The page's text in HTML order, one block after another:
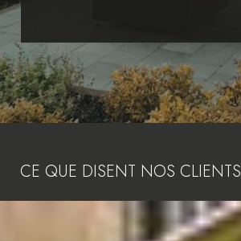
CE QUE DISENT NOS CLIENTS